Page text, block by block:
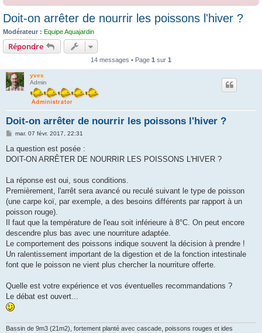
Doit-on arrêter de nourrir les poissons l'hiver ?
Modérateur : Equipe Aquajardin
Répondre
14 messages • Page 1 sur 1
yves
Admin
Doit-on arrêter de nourrir les poissons l'hiver ?
M
s
a
mar. 07 févr. 2017, 22:31
La question est posée :
DOIT-ON ARRÊTER DE NOURRIR LES POISSONS L'HIVER ?
La réponse est oui, sous conditions.
Premièrement, l'arrêt sera avancé ou reculé suivant le type de poisson
(une carpe koï, par exemple, a des besoins différents par rapport à un
poisson rouge).
Il faut que la température de l'eau soit inférieure à 8°C. On peut encore
descendre plus bas avec une nourriture adaptée.
Le comportement des poissons indique souvent la décision à prendre !
Un ralentissement important de la digestion et de la fonction intestinale
font que le poisson ne vient plus chercher la nourriture offerte.
Quelle est votre expérience et vos éventuelles recommandations ?
Le débat est ouvert...
Bassin de 9m3 (21m2), fortement planté avec cascade, poissons rouges et ides